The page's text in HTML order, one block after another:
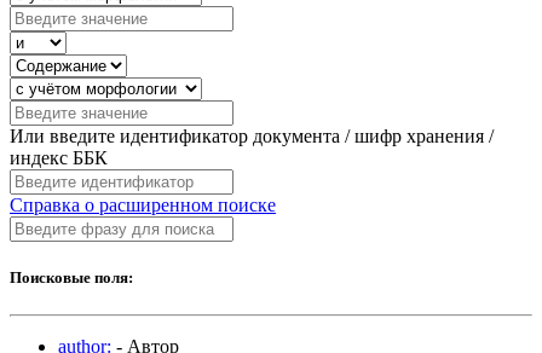
Или введите идентификатор документа / шифр хранения /
индекс ББК
Справка о расширенном поиске
Поисковые поля:
author: - Автор